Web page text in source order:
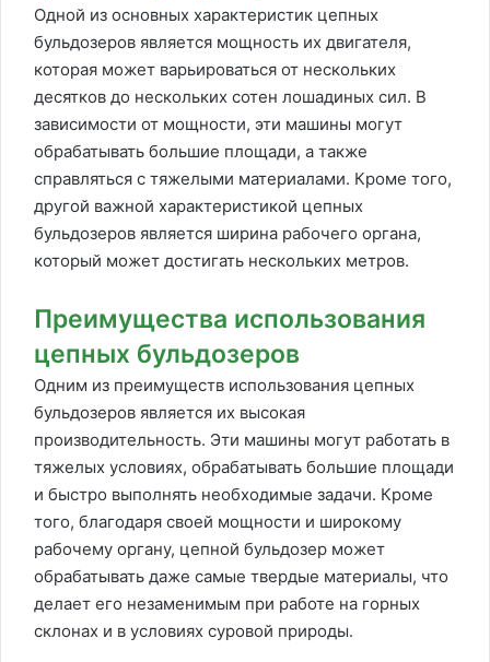
Одной из основных характеристик цепных
бульдозеров является мощность их двигателя,
которая может варьироваться от нескольких
десятков до нескольких сотен лошадиных сил. В
зависимости от мощности, эти машины могут
обрабатывать большие площади, а также
справляться с тяжелыми материалами. Кроме того,
другой важной характеристикой цепных
бульдозеров является ширина рабочего органа,
который может достигать нескольких метров.
Преимущества использования
цепных бульдозеров
Одним из преимуществ использования цепных
бульдозеров является их высокая
производительность. Эти машины могут работать в
тяжелых условиях, обрабатывать большие площади
и быстро выполнять необходимые задачи. Кроме
того, благодаря своей мощности и широкому
рабочему органу, цепной бульдозер может
обрабатывать даже самые твердые материалы, что
делает его незаменимым при работе на горных
склонах и в условиях суровой природы.